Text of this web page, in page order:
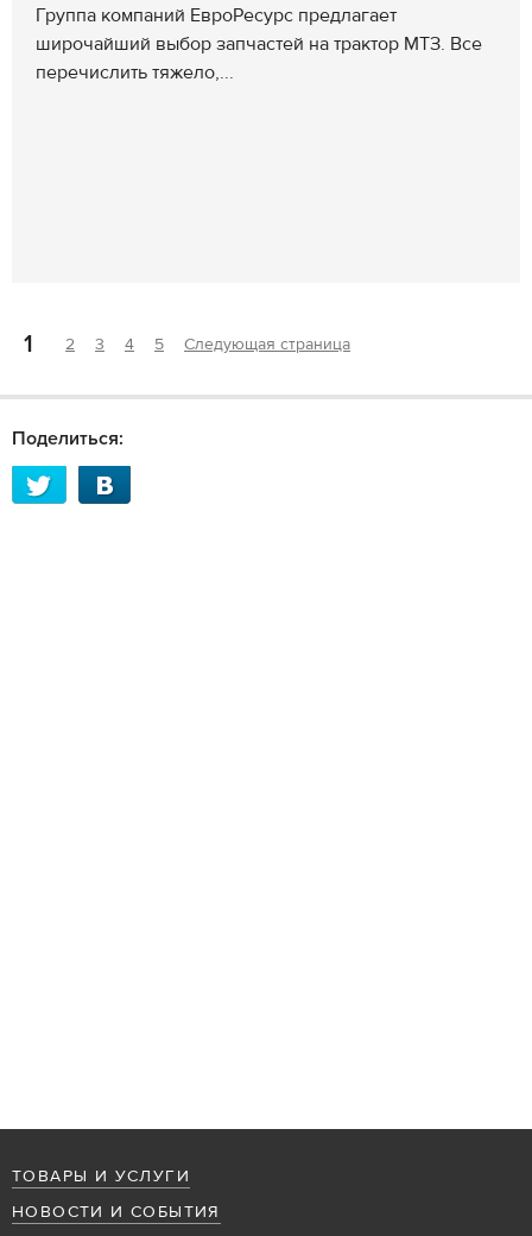
Группа компаний ЕвроРесурс предлагает
широчайший выбор запчастей на трактор МТЗ. Все
перечислить тяжело,...
1 2 3 4 5 Следующая страница
Поделиться:
ТОВАРЫ И УСЛУГИ
НОВОСТИ И СОБЫТИЯ